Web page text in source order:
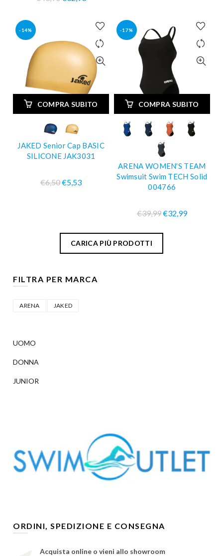
-14%
COMPRA SUBITO
JAKED Senior Cap BASIC
SILICONE JAK3031
€6,50€5,53
-17%
COMPRA SUBITO
ARENA WOMEN'S TEAM
Swimsuit Swim TECH Solid
004766
€39,99€32,99
CARICA PIÙ PRODOTTI
FILTRA PER MARCA
ARENA JAKED
UOMO
DONNA
JUNIOR
ORDINI, SPEDIZIONE E CONSEGNA
Acquista online o vieni allo showroom